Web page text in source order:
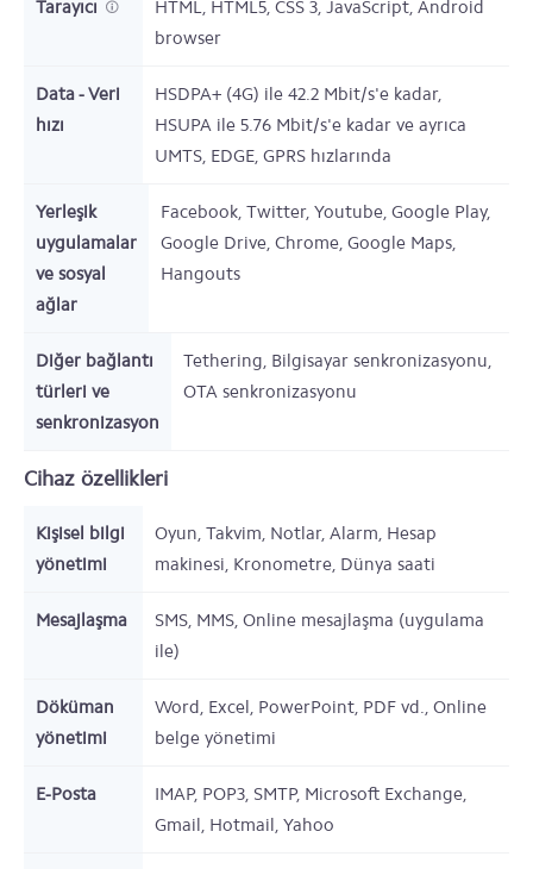
Tarayıcı
HTML, HTML5, CSS 3, JavaScript, Android
browser
Data - Veri
hızı
HSDPA+ (4G) ile 42.2 Mbit/s'e kadar,
HSUPA ile 5.76 Mbit/s'e kadar ve ayrıca
UMTS, EDGE, GPRS hızlarında
Yerleşik
uygulamalar
ve sosyal
ağlar
Facebook, Twitter, Youtube, Google Play,
Google Drive, Chrome, Google Maps,
Hangouts
Diğer bağlantı
türleri ve
senkronizasyon
Tethering, Bilgisayar senkronizasyonu,
OTA senkronizasyonu
Cihaz özellikleri
Kişisel bilgi
yönetimi
Oyun, Takvim, Notlar, Alarm, Hesap
makinesi, Kronometre, Dünya saati
Mesajlaşma
SMS, MMS, Online mesajlaşma (uygulama
ile)
Döküman
yönetimi
Word, Excel, PowerPoint, PDF vd., Online
belge yönetimi
E-Posta
IMAP, POP3, SMTP, Microsoft Exchange,
Gmail, Hotmail, Yahoo